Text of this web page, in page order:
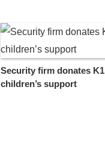
Security firm donates
children’s support